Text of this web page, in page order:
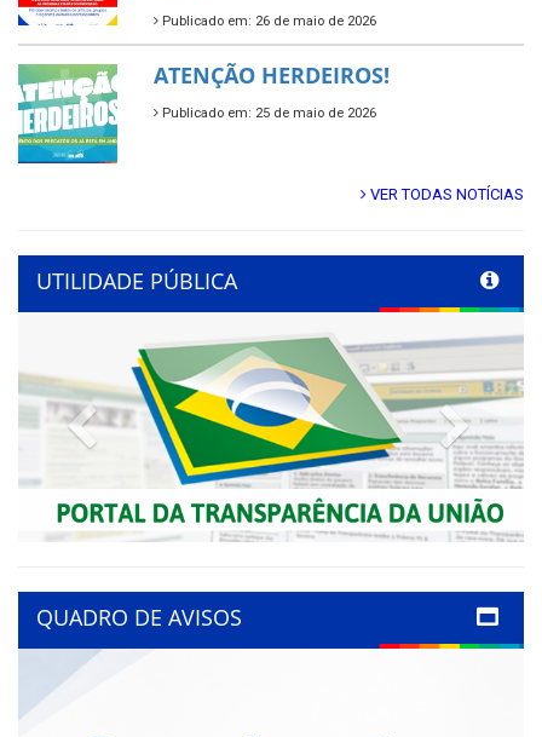
Publicado em: 26 de maio de 2026
ATENÇÃO HERDEIROS!
Publicado em: 25 de maio de 2026
VER TODAS NOTÍCIAS
UTILIDADE PÚBLICA
Previous Next
QUADRO DE AVISOS